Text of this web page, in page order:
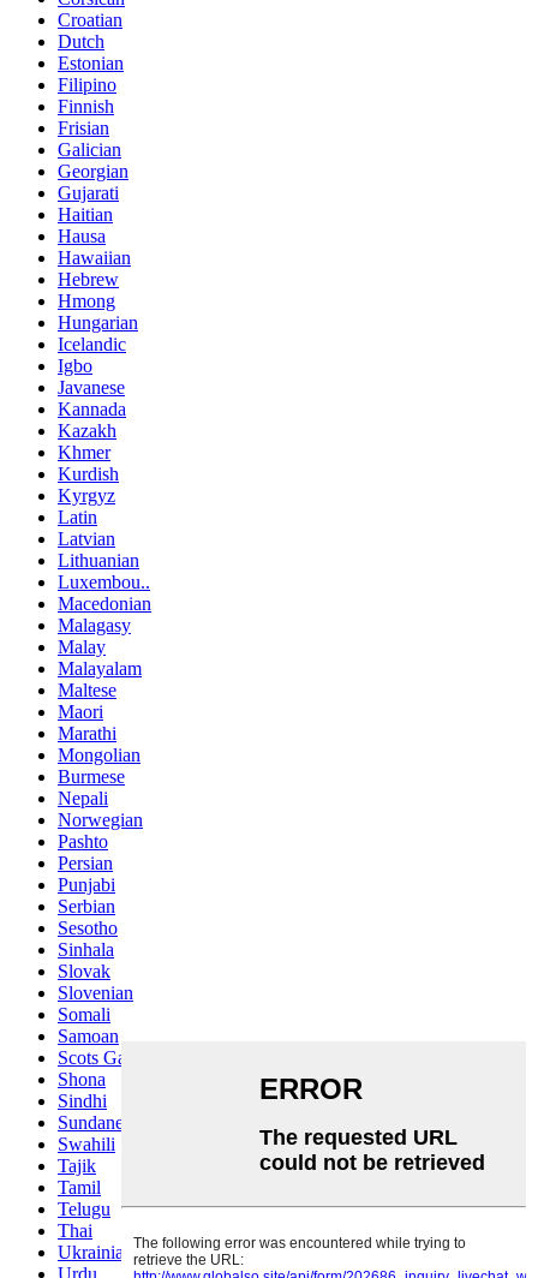
Croatian
Dutch
Estonian
Filipino
Finnish
Frisian
Galician
Georgian
Gujarati
Haitian
Hausa
Hawaiian
Hebrew
Hmong
Hungarian
Icelandic
Igbo
Javanese
Kannada
Kazakh
Khmer
Kurdish
Kyrgyz
Latin
Latvian
Lithuanian
Luxembou..
Macedonian
Malagasy
Malay
Malayalam
Maltese
Maori
Marathi
Mongolian
Burmese
Nepali
Norwegian
Pashto
Persian
Punjabi
Serbian
Sesotho
Sinhala
Slovak
Slovenian
Somali
Samoan
Scots Gaelic
Shona
Sindhi
Sundanese
Swahili
Tajik
Tamil
Telugu
Thai
Ukrainian